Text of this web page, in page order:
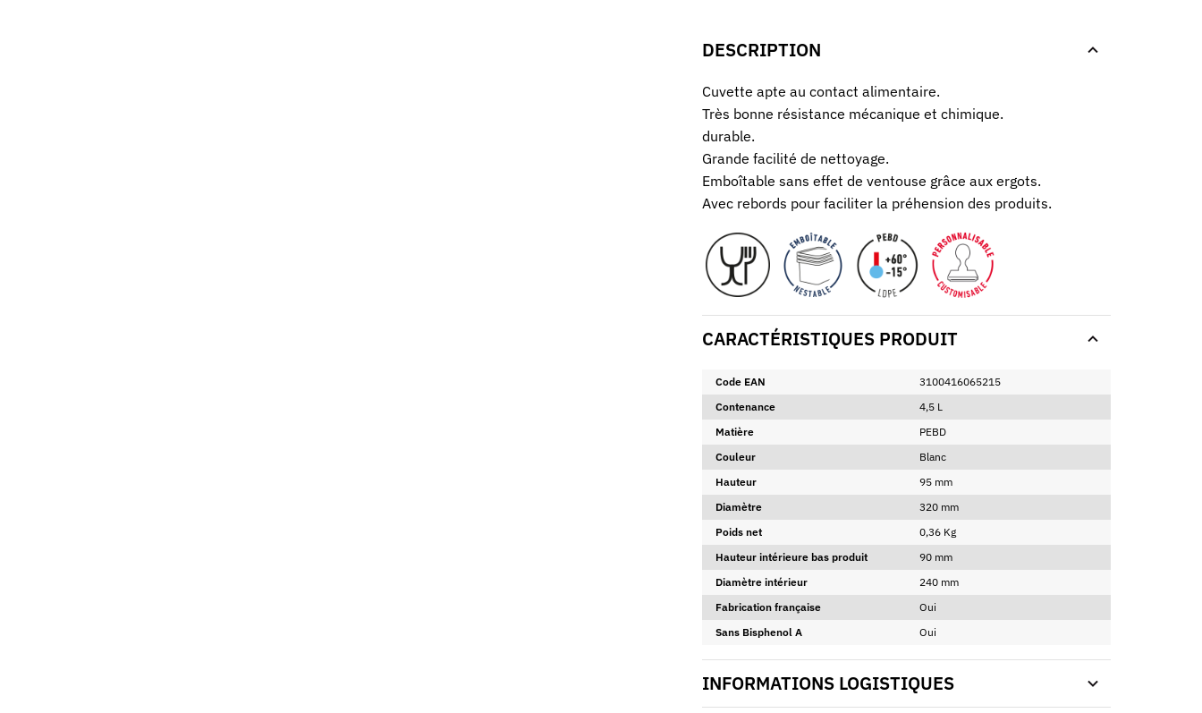
DESCRIPTION
Cuvette apte au contact alimentaire.
Très bonne résistance mécanique et chimique.
durable.
Grande facilité de nettoyage.
Emboîtable sans effet de ventouse grâce aux ergots.
Avec rebords pour faciliter la préhension des produits.
CARACTÉRISTIQUES PRODUIT
Code EAN
3100416065215
Contenance
4,5 L
Matière
PEBD
Couleur
Blanc
Hauteur
95 mm
Diamètre
320 mm
Poids net
0,36 Kg
Hauteur intérieure bas produit
90 mm
Diamètre intérieur
240 mm
Fabrication française
Oui
Sans Bisphenol A
Oui
INFORMATIONS LOGISTIQUES